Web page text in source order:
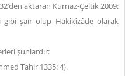
aktaran Kurnaz-Çeltik 2009:
gibi şair olup Hakîkîzâde olarak
şunlardır:
Tahir 1335: 4).